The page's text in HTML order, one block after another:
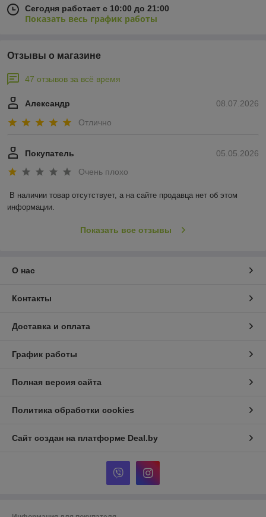
Сегодня работает с 10:00 до 21:00
Показать весь график работы
Отзывы о магазине
47 отзывов за всё время
08.07.2026
Александр
Отлично
05.05.2026
Покупатель
Очень плохо
В наличии товар отсутствует, а на сайте продавца нет об этом
информации.
Показать все отзывы
О нас
Контакты
Доставка и оплата
График работы
Полная версия сайта
Политика обработки cookies
Сайт создан на платформе Deal.by